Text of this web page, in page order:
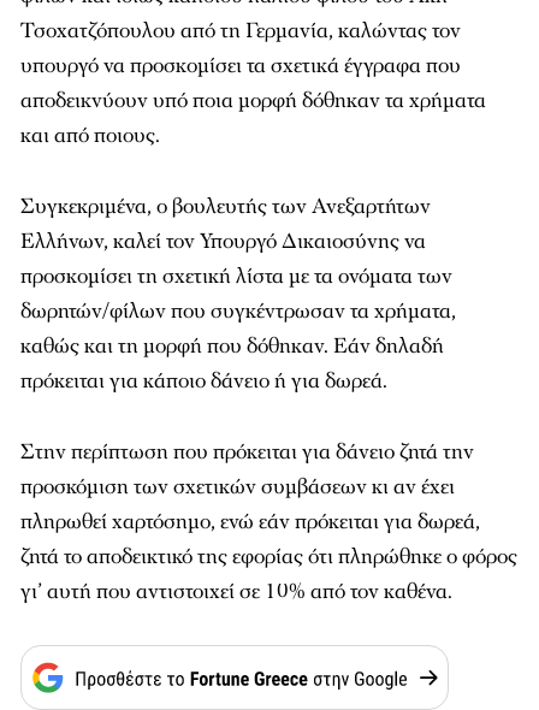
Τσοχατζόπουλου από τη Γερμανία, καλώντας τον
υπουργό να προσκομίσει τα σχετικά έγγραφα που
αποδεικνύουν υπό ποια μορφή δόθηκαν τα χρήματα
και από ποιους.
Συγκεκριμένα, ο βουλευτής των Ανεξαρτήτων
Ελλήνων, καλεί τον Υπουργό Δικαιοσύνης να
προσκομίσει τη σχετική λίστα με τα ονόματα των
δωρητών/φίλων που συγκέντρωσαν τα χρήματα,
καθώς και τη μορφή που δόθηκαν. Εάν δηλαδή
πρόκειται για κάποιο δάνειο ή για δωρεά.
Στην περίπτωση που πρόκειται για δάνειο ζητά την
προσκόμιση των σχετικών συμβάσεων κι αν έχει
πληρωθεί χαρτόσημο, ενώ εάν πρόκειται για δωρεά,
ζητά το αποδεικτικό της εφορίας ότι πληρώθηκε ο φόρος
γι’ αυτή που αντιστοιχεί σε 10% από τον καθένα.